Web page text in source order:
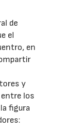
de
el
en
y
los
figura